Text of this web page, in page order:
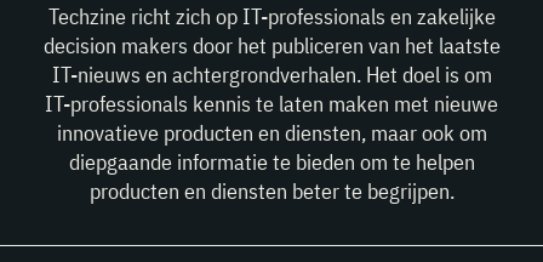
Techzine richt zich op IT-professionals en zakelijke
decision makers door het publiceren van het laatste
IT-nieuws en achtergrondverhalen. Het doel is om
IT-professionals kennis te laten maken met nieuwe
innovatieve producten en diensten, maar ook om
diepgaande informatie te bieden om te helpen
producten en diensten beter te begrijpen.